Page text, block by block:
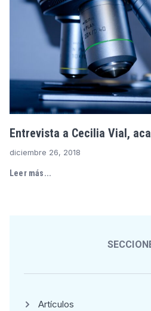
Entrevista a Cecilia Vial,
diciembre 26, 2018
Leer más...
Artículos